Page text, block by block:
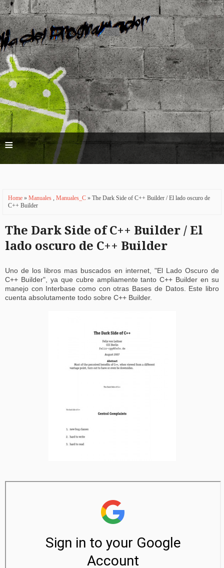
≡
Home » Manuales , Manuales_C » The Dark Side of C++ Builder / El lado oscuro de
C++ Builder
The Dark Side of C++ Builder / El
lado oscuro de C++ Builder
Uno de los libros mas buscados en internet, "El Lado Oscuro de
C++ Builder", ya que cubre ampliamente tanto C++ Builder en su
manejo con Interbase como con otras Bases de Datos. Este libro
cuenta absolutamente todo sobre C++ Builder.